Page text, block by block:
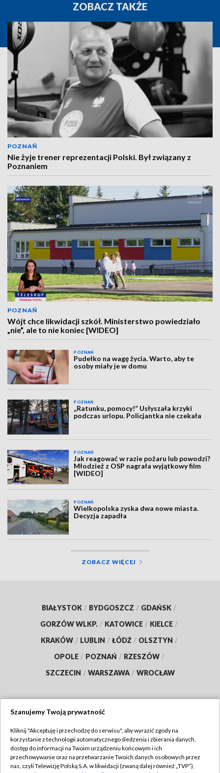
ZOBACZ TAKŻE
POZNAŃ
Nie żyje trener reprezentacji Polski. Był związany z
Poznaniem
POZNAŃ
Wójt chce likwidacji szkół. Ministerstwo powiedziało
„nie”, ale to nie koniec [WIDEO]
POZNAŃ
Pudełko na wagę życia. Warto, aby te
osoby miały je w domu
POZNAŃ
„Ratunku, pomocy!” Usłyszała krzyki
podczas urlopu. Policjantka nie czekała
POZNAŃ
Jak reagować w razie pożaru lub powodzi?
Młodzież z OSP nagrała wyjątkowy film
[WIDEO]
POZNAŃ
Wielkopolska zyska dwa nowe miasta.
Decyzja zapadła
ZOBACZ WIĘCEJ
BIAŁYSTOK / BYDGOSZCZ / GDAŃSK /
GORZÓW WLKP. / KATOWICE / KIELCE /
KRAKÓW / LUBLIN / ŁÓDŹ / OLSZTYN /
OPOLE / POZNAŃ / RZESZÓW /
SZCZECIN / WARSZAWA / WROCŁAW
TVP
Abonament TVP
Regulamin TVP
Szanujemy Twoją prywatność
Kliknij "Akceptuję i przechodzę do serwisu", aby wyrazić zgody na
korzystanie z technologii automatycznego śledzenia i zbierania danych,
dostęp do informacji na Twoim urządzeniu końcowym i ich
przechowywanie oraz na przetwarzanie Twoich danych osobowych przez
nas, czyli Telewizję Polską S.A. w likwidacji (zwaną dalej również „TVP”),